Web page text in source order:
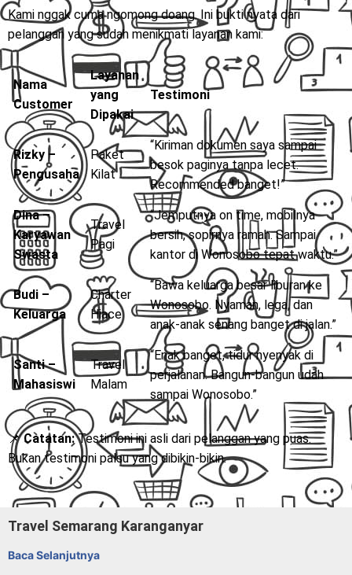
Kami nggak cuma ngomong doang. Ini bukti nyata dari
pelanggan yang sudah menikmati layanan kami:
Nama
Customer
Layanan
yang
Dipakai
Testimoni
Rizky –
Pengusaha
Paket
Kilat
“Kiriman dokumen saya sampai
besok paginya tanpa lecet.
Recommended banget!”
Dina –
Karyawan
Swasta
Travel
Pagi
“Jemputnya on time, mobilnya
bersih, sopirnya ramah. Sampai
kantor di Wonosobo tepat waktu.”
Budi –
Keluarga
Charter
Hiace
“Bawa keluarga besar liburan ke
Wonosobo. Nyaman, lega, dan
anak-anak senang banget di jalan.”
Santi –
Mahasiswi
Travel
Malam
“Enak banget, tidur nyenyak di
perjalanan. Bangun-bangun udah
sampai Wonosobo.”
📌Catatan:Testimoni ini asli dari pelanggan yang puas.
Bukan testimoni palsu yang dibikin-bikin.
Travel Semarang Karanganyar
Baca Selanjutnya